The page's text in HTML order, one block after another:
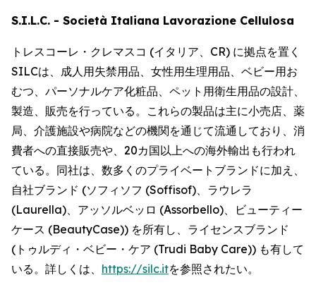
S.I.L.C. - Società Italiana Lavorazione Cellulosa
トレスコーレ・クレマスコ (イタリア、CR) に拠点を置く
SILCは、成人用失禁用品、女性用生理用品、ベビー用お
むつ、パーソナルケア化粧品、ペット用衛生用品の設計、
製造、販売を行っている。これらの製品は主に小売店、薬
局、介護施設や病院などの機関を通じて流通しており、消
費者への直接販売や、20カ国以上への海外輸出も行われ
ている。同社は、数多くのプライベートブランドに加え、
自社ブランド (ソフィソフ (Soffisof)、ラウレラ
(Laurella)、アッソルベッロ (Assorbello)、ビューティー
ケース (BeautyCase)) を所有し、ライセンスブランド
(トゥルディ・ベビー・ケア (Trudi Baby Care)) も有して
いる。詳しくは、 https://silc.itを参照されたい。